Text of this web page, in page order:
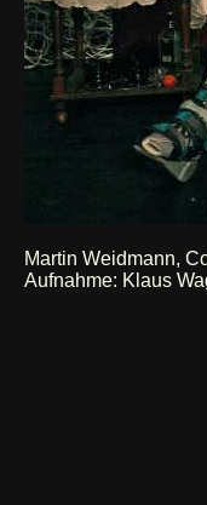
Martin Weidmann,
Aufnahme: Klaus